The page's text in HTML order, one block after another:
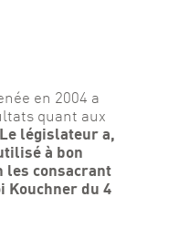
en 2004 a
quant aux
Le législateur a,
à bon
les consacrant
Kouchner du 4